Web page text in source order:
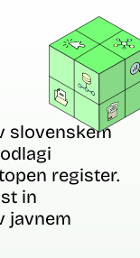
slovenskem
register.
in
javnem